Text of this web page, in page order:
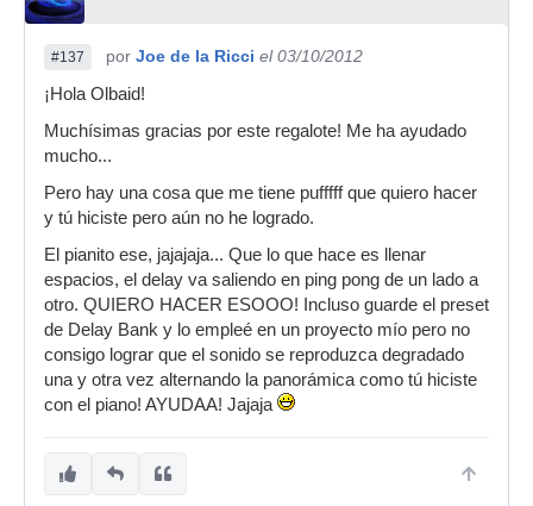
#137 por Joe de la Ricci el 03/10/2012
¡Hola Olbaid!
Muchísimas gracias por este regalote! Me ha ayudado
mucho...
Pero hay una cosa que me tiene pufffff que quiero hacer
y tú hiciste pero aún no he logrado.
El pianito ese, jajajaja... Que lo que hace es llenar
espacios, el delay va saliendo en ping pong de un lado a
otro. QUIERO HACER ESOOO! Incluso guarde el preset
de Delay Bank y lo empleé en un proyecto mío pero no
consigo lograr que el sonido se reproduzca degradado
una y otra vez alternando la panorámica como tú hiciste
con el piano! AYUDAA! Jajaja